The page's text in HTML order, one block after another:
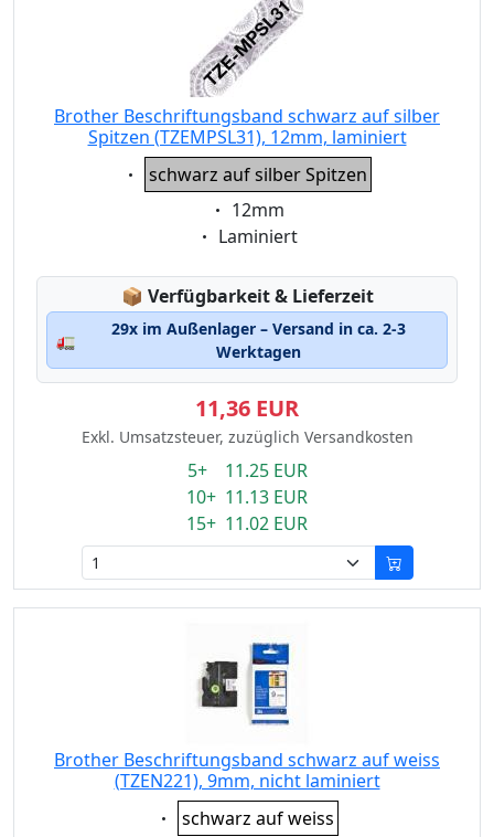
Brother Beschriftungsband schwarz auf silber
Spitzen (TZEMPSL31), 12mm, laminiert
Eigenschaft:
schwarz auf silber Spitzen
Eigenschaft:
12mm
Eigenschaft:
Laminiert
📦 Lagerstatus:
Verfügbarkeit & Lieferzeit
🚛
29x im Außenlager – Versand in ca. 2-3
Werktagen
11,36 EUR
Exkl. Umsatzsteuer, zuzüglich Versandkosten
5+ 11.25 EUR
10+ 11.13 EUR
15+ 11.02 EUR
Brother Beschriftungsband schwarz auf weiss
(TZEN221), 9mm, nicht laminiert
Eigenschaft:
schwarz auf weiss